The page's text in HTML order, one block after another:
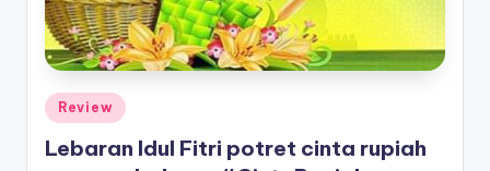
Posted
in
Review
Lebaran Idul Fitri potret cinta rupiah